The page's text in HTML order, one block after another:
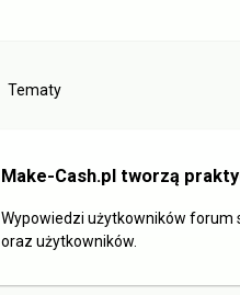
Tematy
Make-Cash.pl tworzą
Wypowiedzi użytkowników forum
oraz użytkowników.